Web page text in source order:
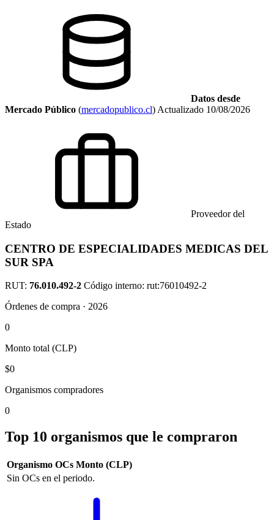
Datos desde
Mercado Público (mercadopublico.cl) Actualizado 10/08/2026
Proveedor del
Estado
CENTRO DE ESPECIALIDADES MEDICAS DEL
SUR SPA
RUT: 76.010.492-2 Código interno: rut:76010492-2
Órdenes de compra · 2026
0
Monto total (CLP)
$0
Organismos compradores
0
Top 10 organismos que le compraron
Organismo OCs Monto (CLP)
Sin OCs en el periodo.